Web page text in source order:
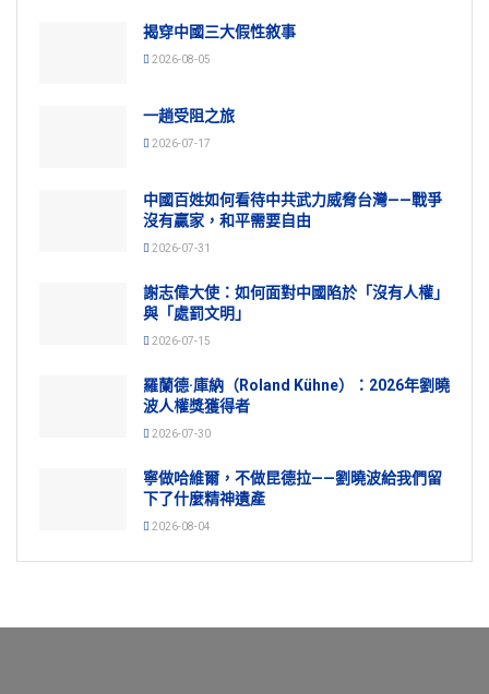
揭穿中國三大假性敘事
2026-08-05
一趟受阻之旅
2026-07-17
中國百姓如何看待中共武力威脅台灣——戰爭
沒有贏家，和平需要自由
2026-07-31
謝志偉大使：如何面對中國陷於「沒有人權」
與「處罰文明」
2026-07-15
羅蘭德·庫納（Roland Kühne）：2026年劉曉
波人權獎獲得者
2026-07-30
寧做哈維爾，不做昆德拉——劉曉波給我們留
下了什麼精神遺產
2026-08-04